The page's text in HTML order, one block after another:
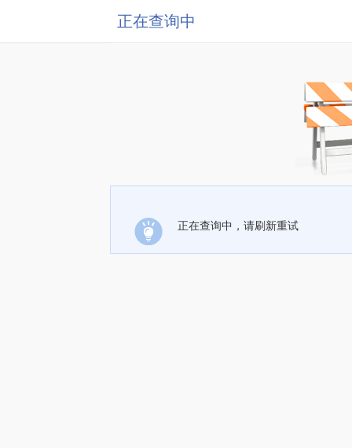
正在查询中
正在查询中，请刷新重试